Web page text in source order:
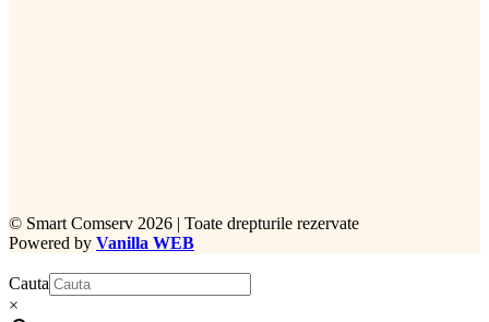
© Smart Comserv 2026 | Toate drepturile rezervate
Powered by Vanilla WEB
Cauta
×